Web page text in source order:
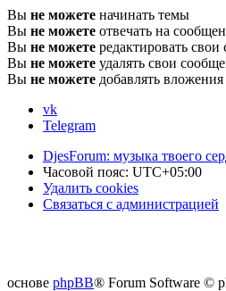
Вы не можете начинать темы
Вы не можете отвечать на
Вы не можете редактировать
Вы не можете удалять свои
Вы не можете добавлять вложения
vk
Telegram
DjesForum: музыка твоего
Часовой пояс: UTC+05:00
Удалить cookies
Связаться с администрацией
основе phpBB® Forum Software ©